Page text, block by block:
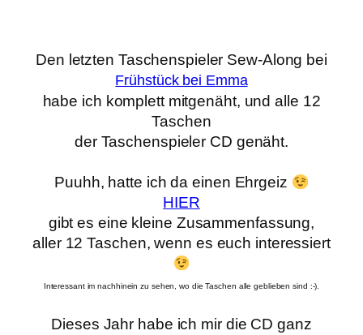
Den letzten Taschenspieler Sew-Along bei
Frühstück bei Emma
habe ich komplett mitgenäht, und alle 12
Taschen
der Taschenspieler CD genäht.
Puuhh, hatte ich da einen Ehrgeiz
HIER
gibt es eine kleine Zusammenfassung,
aller 12 Taschen, wenn es euch interessiert
Interessant im nachhinein zu sehen, wo die Taschen alle geblieben sind :-).
Dieses Jahr habe ich mir die CD ganz